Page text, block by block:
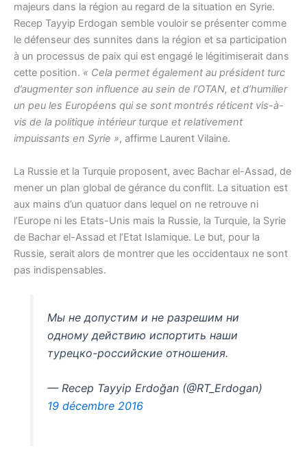
majeurs dans la région au regard de la situation en Syrie.
Recep Tayyip Erdogan semble vouloir se présenter comme
le défenseur des sunnites dans la région et sa participation
à un processus de paix qui est engagé le légitimiserait dans
cette position. « Cela permet également au président turc
d’augmenter son influence au sein de l’OTAN, et d’humilier
un peu les Européens qui se sont montrés réticent vis-à-
vis de la politique intérieur turque et relativement
impuissants en Syrie », affirme Laurent Vilaine.
La Russie et la Turquie proposent, avec Bachar el-Assad, de
mener un plan global de gérance du conflit. La situation est
aux mains d’un quatuor dans lequel on ne retrouve ni
l’Europe ni les Etats-Unis mais la Russie, la Turquie, la Syrie
de Bachar el-Assad et l’Etat Islamique. Le but, pour la
Russie, serait alors de montrer que les occidentaux ne sont
pas indispensables.
Мы не допустим и не разрешим ни
одному действию испортить наши
турецко-российские отношения.
— Recep Tayyip Erdoğan (@RT_Erdogan)
19 décembre 2016